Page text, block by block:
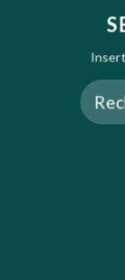
pour :